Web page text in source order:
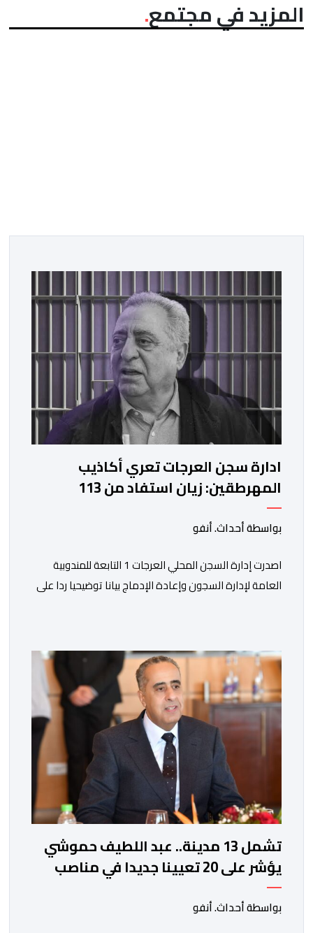
المزيد في مجتمع
ادارة سجن العرجات تعري أكاذيب
المهرطقين: زيان استفاد من 113
استشارة و50 فحصا طبيا
بواسطة أحداث. أنفو
اصدرت إدارة السجن المحلي العرجات 1 التابعة للمندوبية
العامة لإدارة السجون وإعادة الإدماج بيانا توضيحيا ردا على
ذاتها، وذلك لتنوير الرأي العام بالحقائق والمعطيات
الدقيقة.واوضحت إدارة المؤسسة السجنية أن المعني بالأمر
يستفيد منذ إيداعه من تتبع طبي منتظم ومستمر وفقا […]
تشمل 13 مدينة.. عبد اللطيف حموشي
يؤشر على 20 تعيينا جديدا في مناصب
المسؤولية بمصالح الأمن الوطني
بواسطة أحداث. أنفو